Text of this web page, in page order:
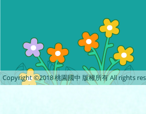
Copyright ©2018 桃園國中 版權所有 All rights